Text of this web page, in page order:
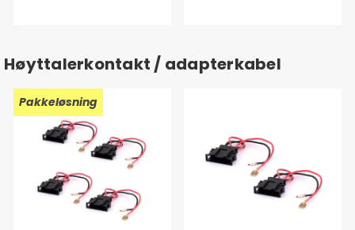
Høyttalerkontakt / adapterkabel
Pakkeløsning